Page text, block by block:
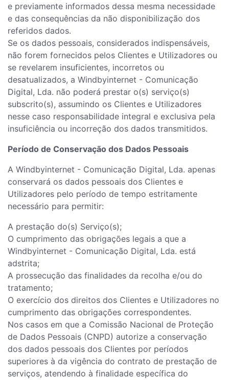
e previamente informados dessa mesma necessidade
e das consequências da não disponibilização dos
referidos dados.
Se os dados pessoais, considerados indispensáveis,
não forem fornecidos pelos Clientes e Utilizadores ou
se revelarem insuficientes, incorretos ou
desatualizados, a Windbyinternet - Comunicação
Digital, Lda. não poderá prestar o(s) serviço(s)
subscrito(s), assumindo os Clientes e Utilizadores
nesse caso responsabilidade integral e exclusiva pela
insuficiência ou incorreção dos dados transmitidos.
Período de Conservação dos Dados Pessoais
A Windbyinternet - Comunicação Digital, Lda. apenas
conservará os dados pessoais dos Clientes e
Utilizadores pelo período de tempo estritamente
necessário para permitir:
A prestação do(s) Serviço(s);
O cumprimento das obrigações legais a que a
Windbyinternet - Comunicação Digital, Lda. está
adstrita;
A prossecução das finalidades da recolha e/ou do
tratamento;
O exercício dos direitos dos Clientes e Utilizadores no
cumprimento das obrigações correspondentes.
Nos casos em que a Comissão Nacional de Proteção
de Dados Pessoais (CNPD) autorize a conservação
dos dados pessoais dos Clientes por períodos
superiores à da vigência do contrato de prestação de
serviços, atendendo à finalidade específica do